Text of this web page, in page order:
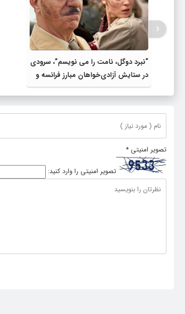
“نبرد دوگل، نامت را می نویسم”، سرودی
در ستایش آزادی‌خواهان مبارز فرانسه و
بازخوانی درست تاریخ
‹
تصویر امنیتی *
تصویر امنیتی را وارد کنید: